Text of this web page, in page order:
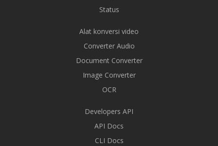
Status
Alat konversi video
Converter Audio
Document Converter
Image Converter
OCR
Developers API
API Docs
CLI Docs